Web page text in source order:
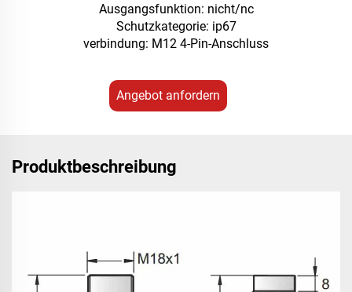
Ausgangsfunktion: nicht/nc
Schutzkategorie: ip67
verbindung: M12 4-Pin-Anschluss
Angebot anfordern
Produktbeschreibung